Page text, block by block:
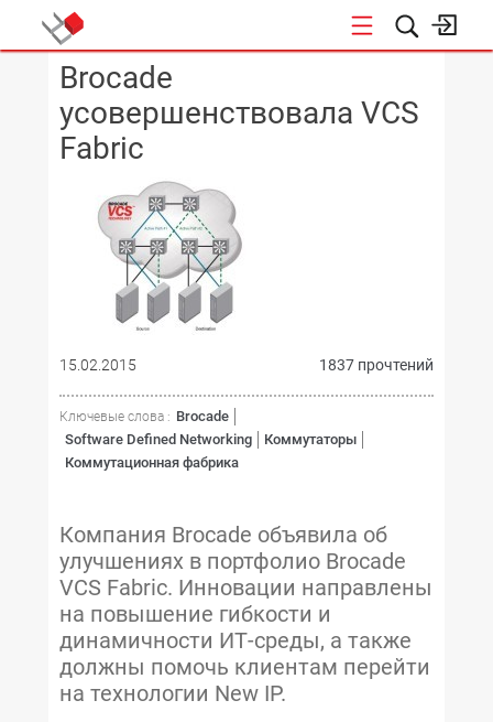
Brocade
усовершенствовала VCS
Fabric
15.02.2015 1837 прочтений
Ключевые слова : Brocade
Software Defined Networking
Коммутаторы
Коммутационная фабрика
Компания Brocade объявила об
улучшениях в портфолио Brocade
VCS Fabric. Инновации направлены
на повышение гибкости и
динамичности ИТ-среды, а также
должны помочь клиентам перейти
на технологии New IP.